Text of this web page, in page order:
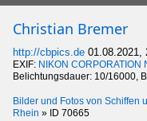
Christian Bremer
http://cbpics.de 01.08.2021,
EXIF: NIKON CORPORATION
Belichtungsdauer: 10/16000,
Bilder und Fotos von Schiffen
Rhein » ID 70665